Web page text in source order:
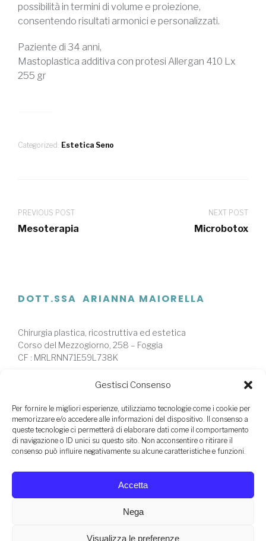
Gestisci Consenso
Per fornire le migliori esperienze, utilizziamo tecnologie come i cookie per
memorizzare e/o accedere alle informazioni del dispositivo. Il consenso a
queste tecnologie ci permetterà di elaborare dati come il comportamento
di navigazione o ID unici su questo sito. Non acconsentire o ritirare il
consenso può influire negativamente su alcune caratteristiche e funzioni.
Accetta
Nega
Visualizza le preferenze
possibilità in termini di volume e proiezione,
consentendo risultati armonici e personalizzati.
Paziente di 34 anni,
Mastoplastica additiva con protesi Allergan 410 Lx
255 gr
Categorized: Estetica Seno
PREVIOUS POST
Mesoterapia
NEXT POST
Microbotox
DOTT.SSA ARIANNA MAIORELLA
Chirurgia plastica, ricostruttiva ed estetica
Corso del Mezzogiorno, 258 – Foggia
CF : MRLRNN71E59L738K
Cookie Policy
SEGRETERIA
Per prenotare una visita specialistica con la Dott.ssa